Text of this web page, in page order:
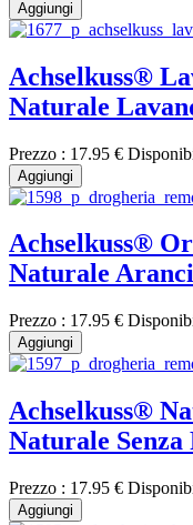
Aggiungi
Achselkuss®
Naturale
Prezzo : 17.95 €
Aggiungi
Achselkuss®
Naturale
Prezzo : 17.95 €
Aggiungi
Achselkuss®
Naturale
Prezzo : 17.95 €
Aggiungi